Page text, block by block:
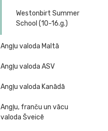
Westonbirt Summer
School (10-16.g.)
Angļu valoda Maltā
Angļu valoda ASV
Angļu valoda Kanādā
Angļu, franču un vācu
valoda Šveicē